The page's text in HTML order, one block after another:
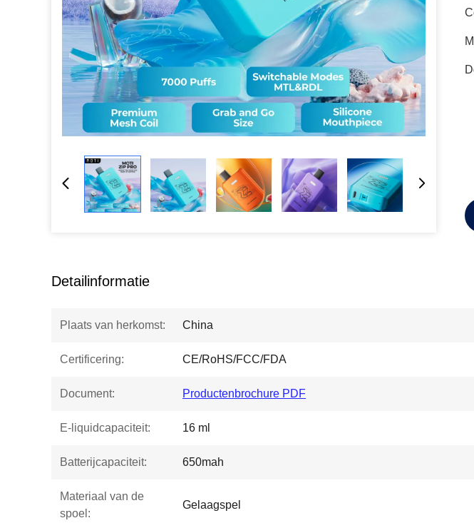
Detailinformatie
Plaats van herkomst: China
Certificering: CE/RoHS/FCC/FDA
Document: Productenbrochure PDF
E-liquidcapaciteit: 16 ml
Batterijcapaciteit: 650mah
Materiaal van de
spoel:
Gelaagspel